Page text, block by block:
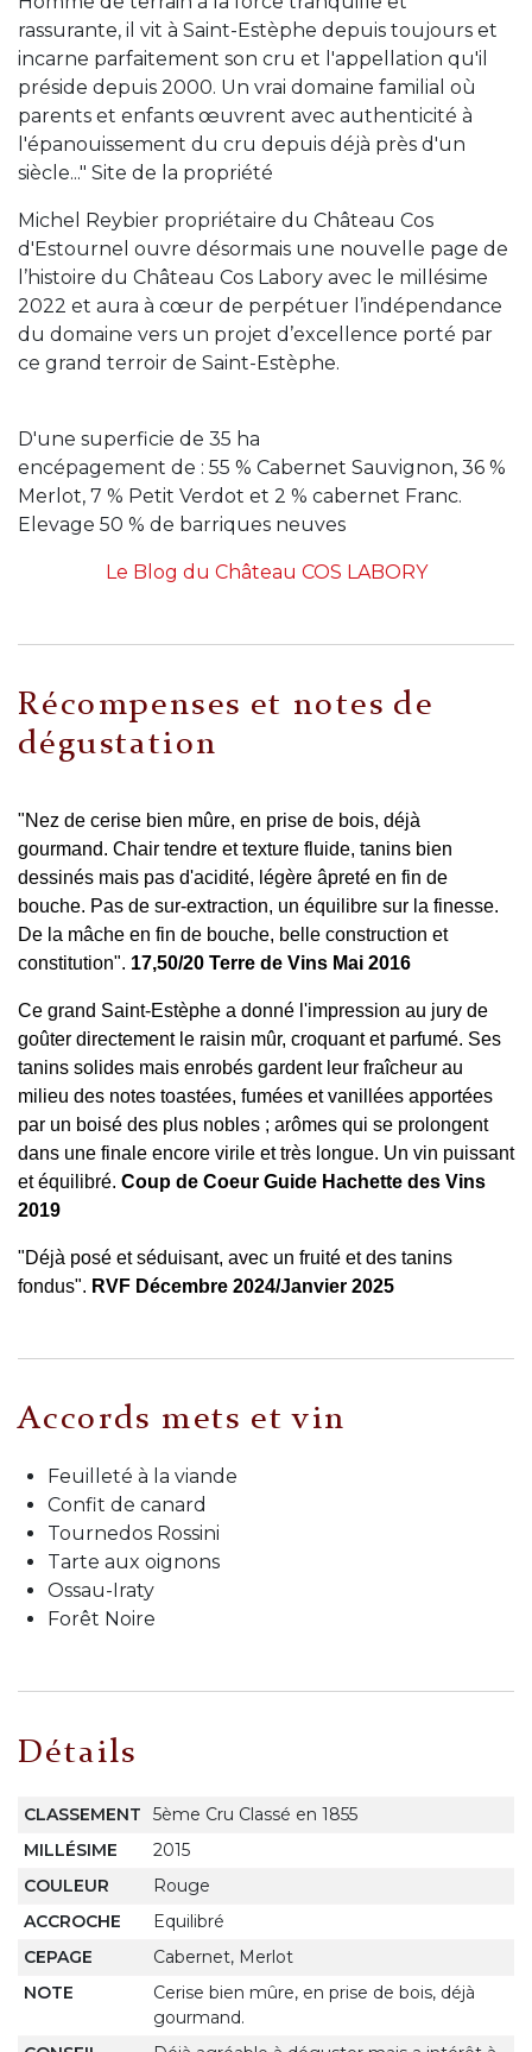
rassurante, il vit à Saint-Estèphe depuis toujours et
incarne parfaitement son cru et l'appellation qu'il
préside depuis 2000. Un vrai domaine familial où
parents et enfants œuvrent avec authenticité à
l'épanouissement du cru depuis déjà près d'un
siècle..." Site de la propriété
Michel Reybier propriétaire du Château Cos
d'Estournel ouvre désormais une nouvelle page de
l’histoire du Château Cos Labory avec le millésime
2022 et aura à cœur de perpétuer l’indépendance
du domaine vers un projet d’excellence porté par
ce grand terroir de Saint-Estèphe.
D'une superficie de 35 ha
encépagement de : 55 % Cabernet Sauvignon, 36 %
Merlot, 7 % Petit Verdot et 2 % cabernet Franc.
Elevage 50 % de barriques neuves
Le Blog du Château COS LABORY
Récompenses et notes de
dégustation
"Nez de cerise bien mûre, en prise de bois, déjà
gourmand. Chair tendre et texture fluide, tanins bien
dessinés mais pas d'acidité, légère âpreté en fin de
bouche. Pas de sur-extraction, un équilibre sur la finesse.
De la mâche en fin de bouche, belle construction et
constitution". 17,50/20 Terre de Vins Mai 2016
Ce grand Saint-Estèphe a donné l'impression au jury de
goûter directement le raisin mûr, croquant et parfumé. Ses
tanins solides mais enrobés gardent leur fraîcheur au
milieu des notes toastées, fumées et vanillées apportées
par un boisé des plus nobles ; arômes qui se prolongent
dans une finale encore virile et très longue. Un vin puissant
et équilibré. Coup de Coeur Guide Hachette des Vins
2019
"Déjà posé et séduisant, avec un fruité et des tanins
fondus". RVF Décembre 2024/Janvier 2025
Accords mets et vin
Feuilleté à la viande
Confit de canard
Tournedos Rossini
Tarte aux oignons
Ossau-Iraty
Forêt Noire
Détails
CLASSEMENT
5ème Cru Classé en 1855
MILLÉSIME
2015
COULEUR
Rouge
ACCROCHE
Equilibré
CEPAGE
Cabernet, Merlot
NOTE
Cerise bien mûre, en prise de bois, déjà
gourmand.